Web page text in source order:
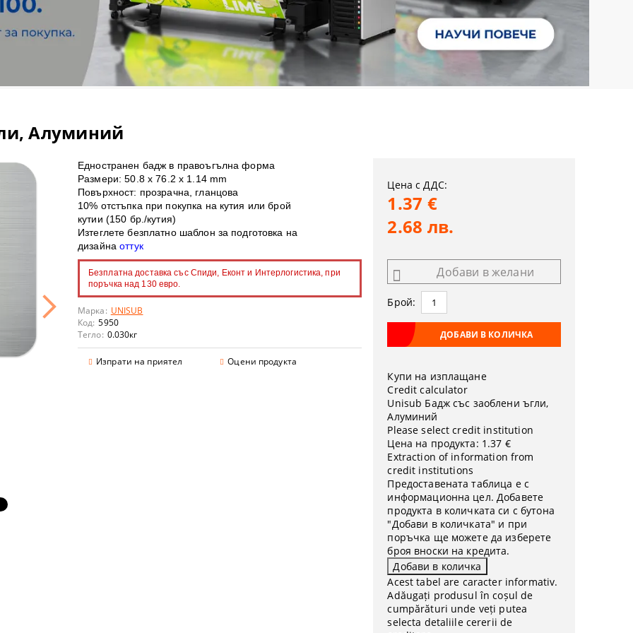
S - солвентни широкоформатни принтери
V - UV LED принтери
T - широкоформатни принтери/скенери POS/CAD/GIS
система за декорация
ГЕЛ-СУБЛИМАЦИОННИ ПРИНТЕРИ
ПРИНТЕРИ SAWGRASS
с бял и неонов тонер
за поддръжка
медии
за термосублимационен печат
CD/DVD/BD дискове за инк-джет печат
тениски
лепящи картони
и консумативи
и календари
консумативи
ТЕРМОПРЕСИ
и магнити
Алуминий
Едностранен бадж в правоъгълна форма
Размери: 50.8 х 76.2 х 1.14 mm
Повърхност: прозрачна, гланцова
10% отстъпка при покупка на кутия или брой
кутии (150 бр./кутия)
Изтеглете безплатно шаблон за подготовка на
дизайна оттук
Безплатна доставка със Спиди, Еконт и Интерлогистика, при
поръчка над 130 евро.
Марка: UNISUB
Код: 5950
Тегло: 0.030кг
Изпрати на приятел Оцени продукта
Цена с ДДС:
1.37 €
2.68 лв.
Добави в желани
Брой:
Купи на изплащане
Credit calculator
Unisub Бадж със заоблени ъгли,
Алуминий
Please select credit institution
Цена на продукта: 1.37 €
Extraction of information from
credit institutions
Предоставената таблица е с
информационна цел. Добавете
продукта в количката си с бутона
"Добави в количката" и при
поръчка ще можете да изберете
броя вноски на кредита.
Acest tabel are caracter informativ.
Adăugați produsul în coșul de
cumpărături unde veți putea
selecta detaliile cererii de